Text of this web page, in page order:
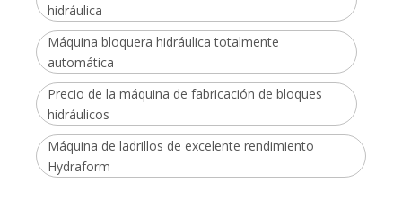
hidráulica
Máquina bloquera hidráulica totalmente
automática
Precio de la máquina de fabricación de bloques
hidráulicos
Máquina de ladrillos de excelente rendimiento
Hydraform